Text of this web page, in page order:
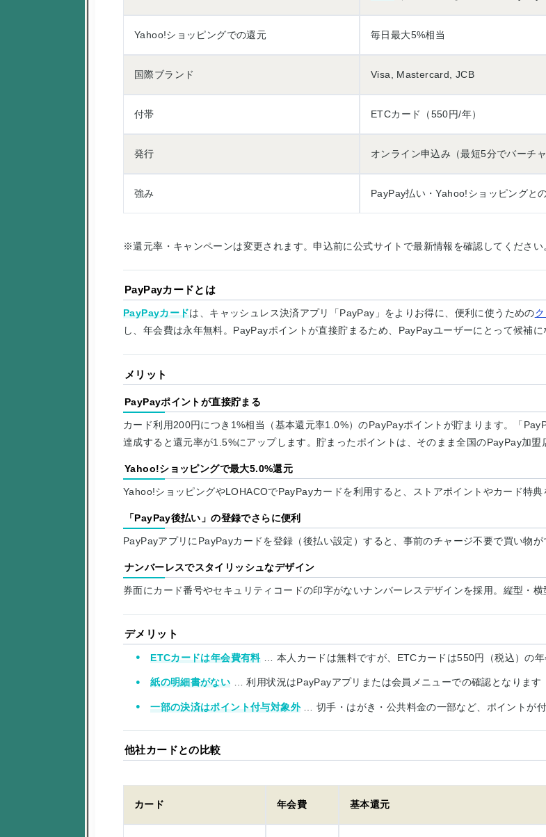
Yahoo!ショッピングでの還元 毎日最大5%相当
国際ブランド Visa, Mastercard, JCB
付帯 ETCカード（550円/年）
発行 オンライン申込み（最短5分でバーチ
強み PayPay払い・Yahoo!ショッピングと
※還元率・キャンペーンは変更されます。申込前に公式サイトで最新情報を確認してください
PayPayカードとは
PayPayカードは、キャッシュレス決済アプリ「PayPay」をよりお得に、便利に使うための
し、年会費は永年無料。PayPayポイントが直接貯まるため、PayPayユーザーにとって候補に
メリット
PayPayポイントが直接貯まる
カード利用200円につき1%相当（基本還元率1.0%）のPayPayポイントが貯まります。「
達成すると還元率が1.5%にアップします。貯まったポイントは、そのまま全国のPayPay加盟
Yahoo!ショッピングで最大5.0%還元
Yahoo!ショッピングやLOHACOでPayPayカードを利用すると、ストアポイントやカード特
「PayPay後払い」の登録でさらに便利
PayPayアプリにPayPayカードを登録（後払い設定）すると、事前のチャージ不要で買い物
ナンバーレスでスタイリッシュなデザイン
券面にカード番号やセキュリティコードの印字がないナンバーレスデザインを採用。縦型・横
デメリット
ETCカードは年会費有料… 本人カードは無料ですが、ETCカードは550円（税込）の年
紙の明細書がない … 利用状況はPayPayアプリまたは会員メニューでの確認となります
一部の決済はポイント付与対象外… 切手・はがき・公共料金の一部など、ポイントが
他社カードとの比較
カード 年会費 基本還元